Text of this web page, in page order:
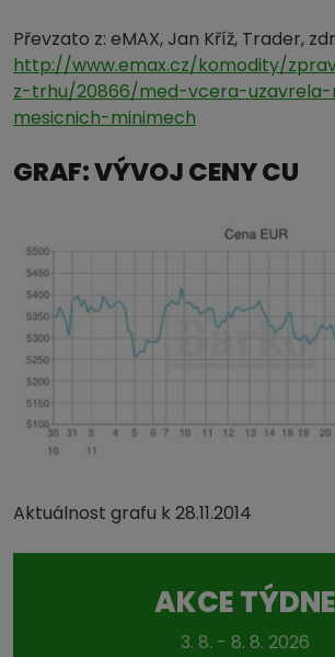
Převzato z: eMAX, Jan Kříž, Trader,
http://www.emax.cz/komodity/
z-trhu/20866/med-vcera-
mesicnich-minimech
GRAF: VÝVOJ CENY CU
Aktuálnost grafu k 28.11.2014
AKCE TÝDNE
3. 8. - 8. 8. 2026